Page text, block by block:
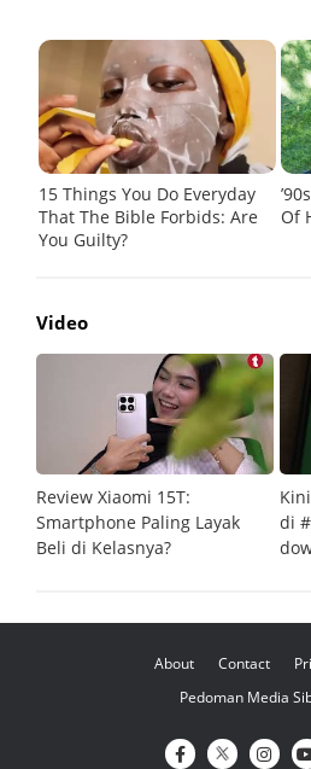
Video
Review Xiaomi 15T:
Smartphone Paling Layak
Beli di Kelasnya?
di
About Contact
Pedoman Media